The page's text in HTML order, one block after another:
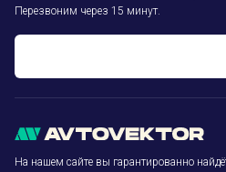
Перезвоним через 15 минут.
На нашем сайте вы гарантированно